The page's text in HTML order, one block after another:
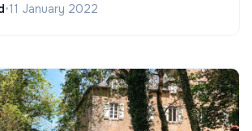
•11 January 2022